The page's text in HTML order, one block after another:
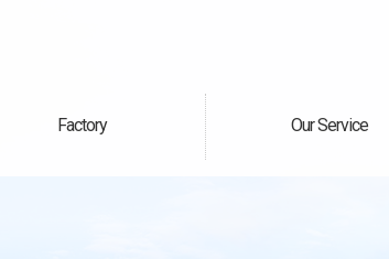
Factory
自社工場 Our Service
サービス案内